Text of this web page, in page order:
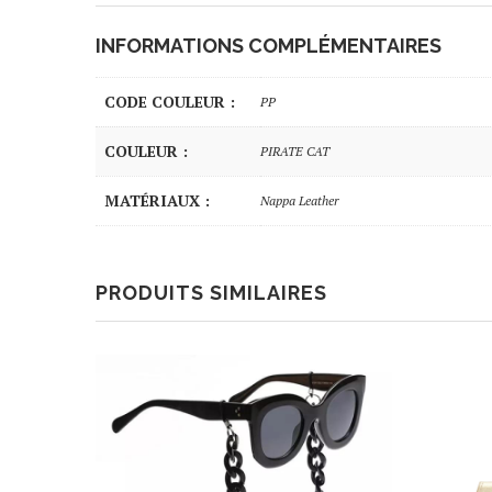
INFORMATIONS COMPLÉMENTAIRES
CODE COULEUR : PP
COULEUR : PIRATE CAT
MATÉRIAUX : Nappa Leather
PRODUITS SIMILAIRES